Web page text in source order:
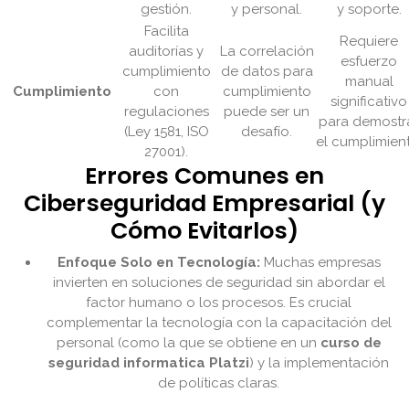
gestión.
y personal.
y soporte.
Cumplimiento
Facilita
auditorías y
cumplimiento
con
regulaciones
(Ley 1581, ISO
27001).
La correlación
de datos para
cumplimiento
puede ser un
desafío.
Requiere
esfuerzo
manual
significativo
para
el
Errores Comunes en
Ciberseguridad Empresarial (y
Cómo Evitarlos)
Enfoque Solo en Tecnología: Muchas empresas
invierten en soluciones de seguridad sin abordar el
factor humano o los procesos. Es crucial
complementar la tecnología con la capacitación del
personal (como la que se obtiene en un curso de
seguridad informatica Platzi) y la implementación
de políticas claras.